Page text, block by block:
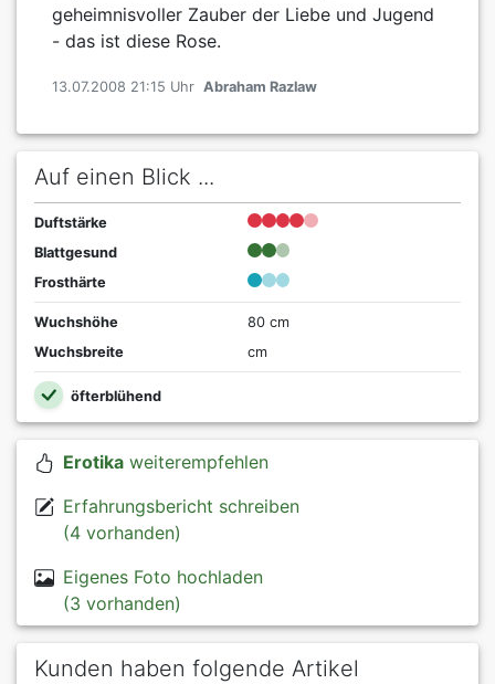
geheimnisvoller Zauber der Liebe und Jugend
- das ist diese Rose.
13.07.2008 21:15 Uhr Abraham Razlaw
Auf einen Blick ...
Duftstärke
Blattgesund
Frosthärte
Wuchshöhe
80 cm
Wuchsbreite
cm
öfterblühend
Erotikaweiterempfehlen
Erfahrungsbericht schreiben
(4 vorhanden)
Eigenes Foto hochladen
(3 vorhanden)
Kunden haben folgende Artikel